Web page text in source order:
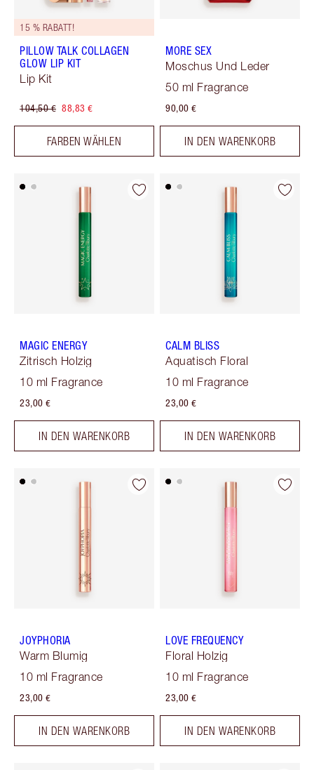
15 % RABATT!
PILLOW TALK COLLAGEN
GLOW LIP KIT
Lip Kit
104,50 € 88,83 €
FARBEN WÄHLEN
MORE SEX
Moschus Und Leder
50 ml Fragrance
90,00 €
IN DEN WARENKORB
MAGIC ENERGY
Zitrisch Holzig
10 ml Fragrance
23,00 €
IN DEN WARENKORB
CALM BLISS
Aquatisch Floral
10 ml Fragrance
23,00 €
IN DEN WARENKORB
JOYPHORIA
Warm Blumig
10 ml Fragrance
23,00 €
IN DEN WARENKORB
LOVE FREQUENCY
Floral Holzig
10 ml Fragrance
23,00 €
IN DEN WARENKORB